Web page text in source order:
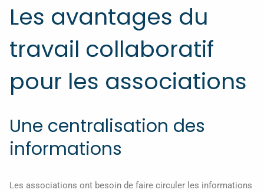
Les avantages du
travail collaboratif
pour les associations
Une centralisation des
informations
Les associations ont besoin de faire circuler les informations